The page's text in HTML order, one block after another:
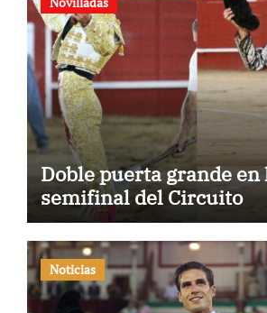
Doble puerta grande
semifinal del Circuito
Noticias